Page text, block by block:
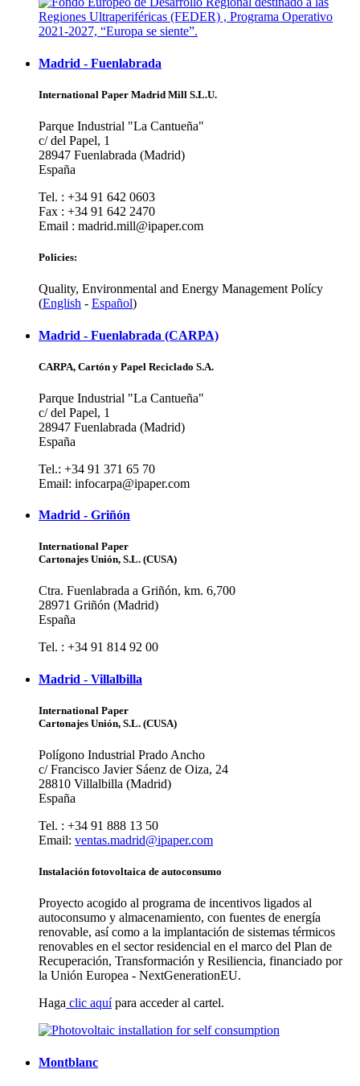
Madrid - Fuenlabrada
International Paper Madrid Mill S.L.U.
Parque Industrial "La Cantueña"
c/ del Papel, 1
28947 Fuenlabrada (Madrid)
España
Tel. : +34 91 642 0603
Fax : +34 91 642 2470
Email : madrid.mill@ipaper.com
Policies:
Quality, Environmental and Energy Management Polícy
(English - Español)
Madrid - Fuenlabrada (CARPA)
CARPA, Cartón y Papel Reciclado S.A.
Parque Industrial "La Cantueña"
c/ del Papel, 1
28947 Fuenlabrada (Madrid)
España
Tel.: +34 91 371 65 70
Email: infocarpa@ipaper.com
Madrid - Griñón
International Paper
Cartonajes Unión, S.L. (CUSA)
Ctra. Fuenlabrada a Griñón, km. 6,700
28971 Griñón (Madrid)
España
Tel. : +34 91 814 92 00
Madrid - Villalbilla
International Paper
Cartonajes Unión, S.L. (CUSA)
Polígono Industrial Prado Ancho
c/ Francisco Javier Sáenz de Oiza, 24
28810 Villalbilla (Madrid)
España
Tel. : +34 91 888 13 50
Email: ventas.madrid@ipaper.com
Instalación fotovoltaica de autoconsumo
Proyecto acogido al programa de incentivos ligados al
autoconsumo y almacenamiento, con fuentes de energía
renovable, así como a la implantación de sistemas térmicos
renovables en el sector residencial en el marco del Plan de
Recuperación, Transformación y Resiliencia, financiado por
la Unión Europea - NextGenerationEU.
Haga clic aquípara acceder al cartel.
Montblanc